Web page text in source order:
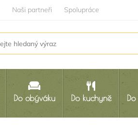
Naši partneři Spolupráce
Do obýváku Do kuchyně